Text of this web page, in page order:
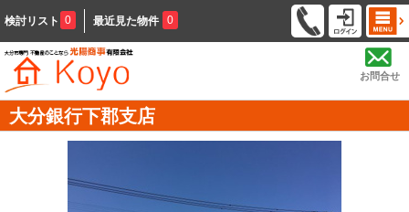
検討リスト 0 最近見た物件 0
お問合せ
大分銀行下郡支店